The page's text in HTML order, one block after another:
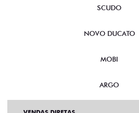
SCUDO
NOVO DUCATO
MOBI
ARGO